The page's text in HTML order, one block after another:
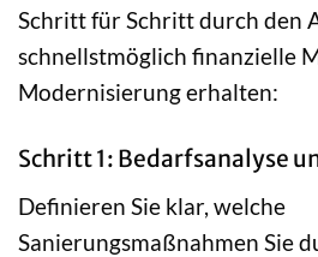
Schritt für Schritt durch den
schnellstmöglich finanzielle
Modernisierung erhalten:
Schritt 1: Bedarfsanalyse
Definieren Sie klar, welche
Sanierungsmaßnahmen Sie